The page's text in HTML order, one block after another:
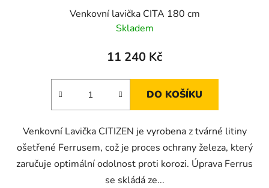
Venkovní lavička CITA 180 cm
Skladem
11 240 Kč
DO KOŠÍKU
Venkovní Lavička CITIZEN je vyrobena z tvárné litiny
ošetřené Ferrusem, což je proces ochrany železa, který
zaručuje optimální odolnost proti korozi. Úprava Ferrus
se skládá ze...